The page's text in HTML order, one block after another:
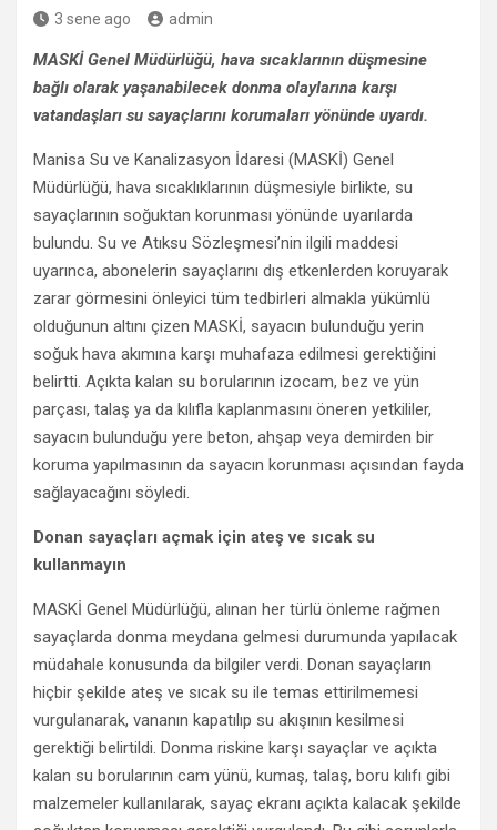
3 sene ago admin
MASKİ Genel Müdürlüğü, hava sıcaklarının düşmesine
bağlı olarak yaşanabilecek donma olaylarına karşı
vatandaşları su sayaçlarını korumaları yönünde uyardı.
Manisa Su ve Kanalizasyon İdaresi (MASKİ) Genel
Müdürlüğü, hava sıcaklıklarının düşmesiyle birlikte, su
sayaçlarının soğuktan korunması yönünde uyarılarda
bulundu. Su ve Atıksu Sözleşmesi’nin ilgili maddesi
uyarınca, abonelerin sayaçlarını dış etkenlerden koruyarak
zarar görmesini önleyici tüm tedbirleri almakla yükümlü
olduğunun altını çizen MASKİ, sayacın bulunduğu yerin
soğuk hava akımına karşı muhafaza edilmesi gerektiğini
belirtti. Açıkta kalan su borularının izocam, bez ve yün
parçası, talaş ya da kılıfla kaplanmasını öneren yetkililer,
sayacın bulunduğu yere beton, ahşap veya demirden bir
koruma yapılmasının da sayacın korunması açısından fayda
sağlayacağını söyledi.
Donan sayaçları açmak için ateş ve sıcak su
kullanmayın
MASKİ Genel Müdürlüğü, alınan her türlü önleme rağmen
sayaçlarda donma meydana gelmesi durumunda yapılacak
müdahale konusunda da bilgiler verdi. Donan sayaçların
hiçbir şekilde ateş ve sıcak su ile temas ettirilmemesi
vurgulanarak, vananın kapatılıp su akışının kesilmesi
gerektiği belirtildi. Donma riskine karşı sayaçlar ve açıkta
kalan su borularının cam yünü, kumaş, talaş, boru kılıfı gibi
malzemeler kullanılarak, sayaç ekranı açıkta kalacak şekilde